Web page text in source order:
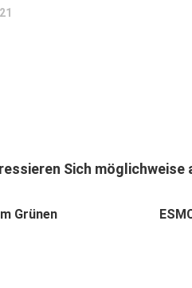
Sich möglichweise
Grünen